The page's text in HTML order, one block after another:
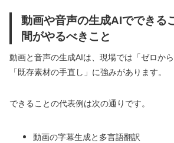
動画や音声の生成AIでできる
間がやるべきこと
動画と音声の生成AIは、現場では「ゼロか
「既存素材の手直し」に強みがあります。
できることの代表例は次の通りです。
動画の字幕生成と多言語翻訳